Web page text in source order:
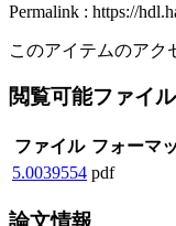
Permalink : https://
このアイテムのアク
閲覧可能ファイル
ファイル フォーマ
5.0039554 pdf
論文情報